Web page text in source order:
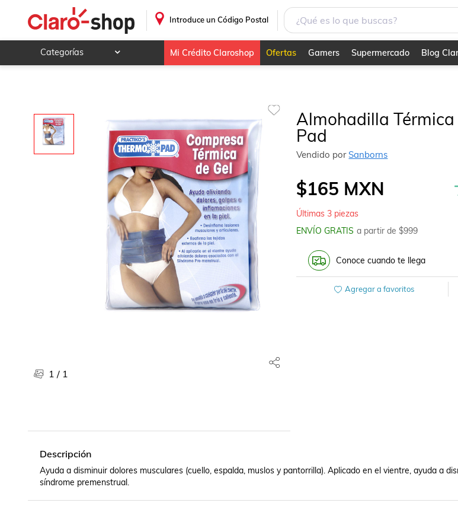
Introduce un Código Postal
Categorías
Hogar y jardín
Deportes y ocio
Animales y mascotas
Ropa, calzado y accesorios
Salud, belleza y cuidado personal
Películas, series de tv y música
Mi Crédito Claroshop Ofertas Gamers Supermercado Blog
1 / 1
Almohadilla Térmica
Pad
Vendido porSanborns
$165 MXN
Últimas 3 piezas
ENVÍO GRATIS a partir de $999
Conoce cuando te llega
Agregar a favoritos
Descripción
Ayuda a disminuir dolores musculares (cuello, espalda, muslos y pantorrilla). Aplicado en el vientre, ayuda a
síndrome premenstrual.
Almohadilla Térmica Thermo Pad